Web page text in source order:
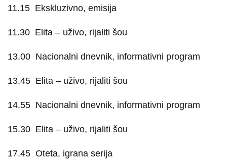
11.15 Ekskluzivno, emisija
11.30 Elita – uživo, rijaliti šou
13.00 Nacionalni dnevnik, informativni program
13.45 Elita – uživo, rijaliti šou
14.55 Nacionalni dnevnik, informativni program
15.30 Elita – uživo, rijaliti šou
17.45 Oteta, igrana serija